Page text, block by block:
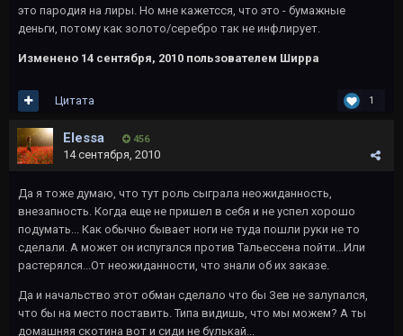
это пародия на лиры. Но мне кажетсся, что это - бумажные
деньги, потому как золото/серебро так не инфлирует.
Изменено 14 сентября, 2010 пользователем Ширра
1
Цитата
Elessa 456
14 сентября, 2010
Да я тоже думаю, что тут роль сыграла неожиданность,
внезапность. Когда еще не пришел в себя и не успел хорошо
подумать... Как обычно бывает ноги не туда пошли руки не то
сделали. А может он испугался против Тальессена пойти...Или
растерялся...От неожиданности, что знали об их заказе.
Да и начальство этот обман сделало что бы Зев не залупался,
что бы на место поставить. Типа видишь, что мы можем? А ты
домашняя скотина вот и сиди не булькай...